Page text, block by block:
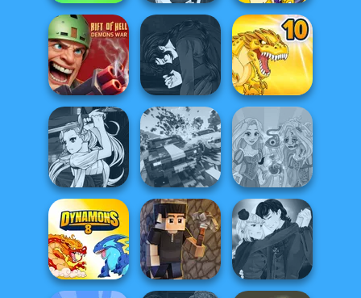
Obby The
Legendary
Dragon
Manga Creator
Vampire Hunter
P...
Dynamons 9
Rift of Hell:
Demons War
Manga Creator
Vampire Hunter
P...
Dynamons 10
Manga Creator
Vampire Hunter
P...
Carnage Battle
Arena
Rapunzel
Zombie Curse